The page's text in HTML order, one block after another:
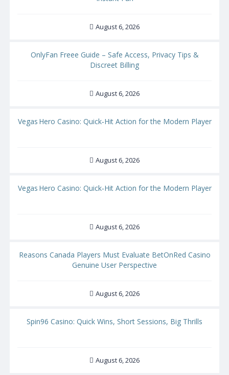
August 6, 2026
OnlyFan Freee Guide – Safe Access, Privacy Tips &
Discreet Billing
August 6, 2026
Vegas Hero Casino: Quick‑Hit Action for the Modern Player
August 6, 2026
Vegas Hero Casino: Quick‑Hit Action for the Modern Player
August 6, 2026
Reasons Canada Players Must Evaluate BetOnRed Casino
Genuine User Perspective
August 6, 2026
Spin96 Casino: Quick Wins, Short Sessions, Big Thrills
August 6, 2026